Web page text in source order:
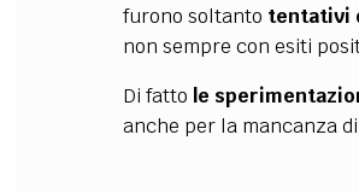
furono soltanto tentativi
non sempre con esiti
Di fatto le
anche per la mancanza